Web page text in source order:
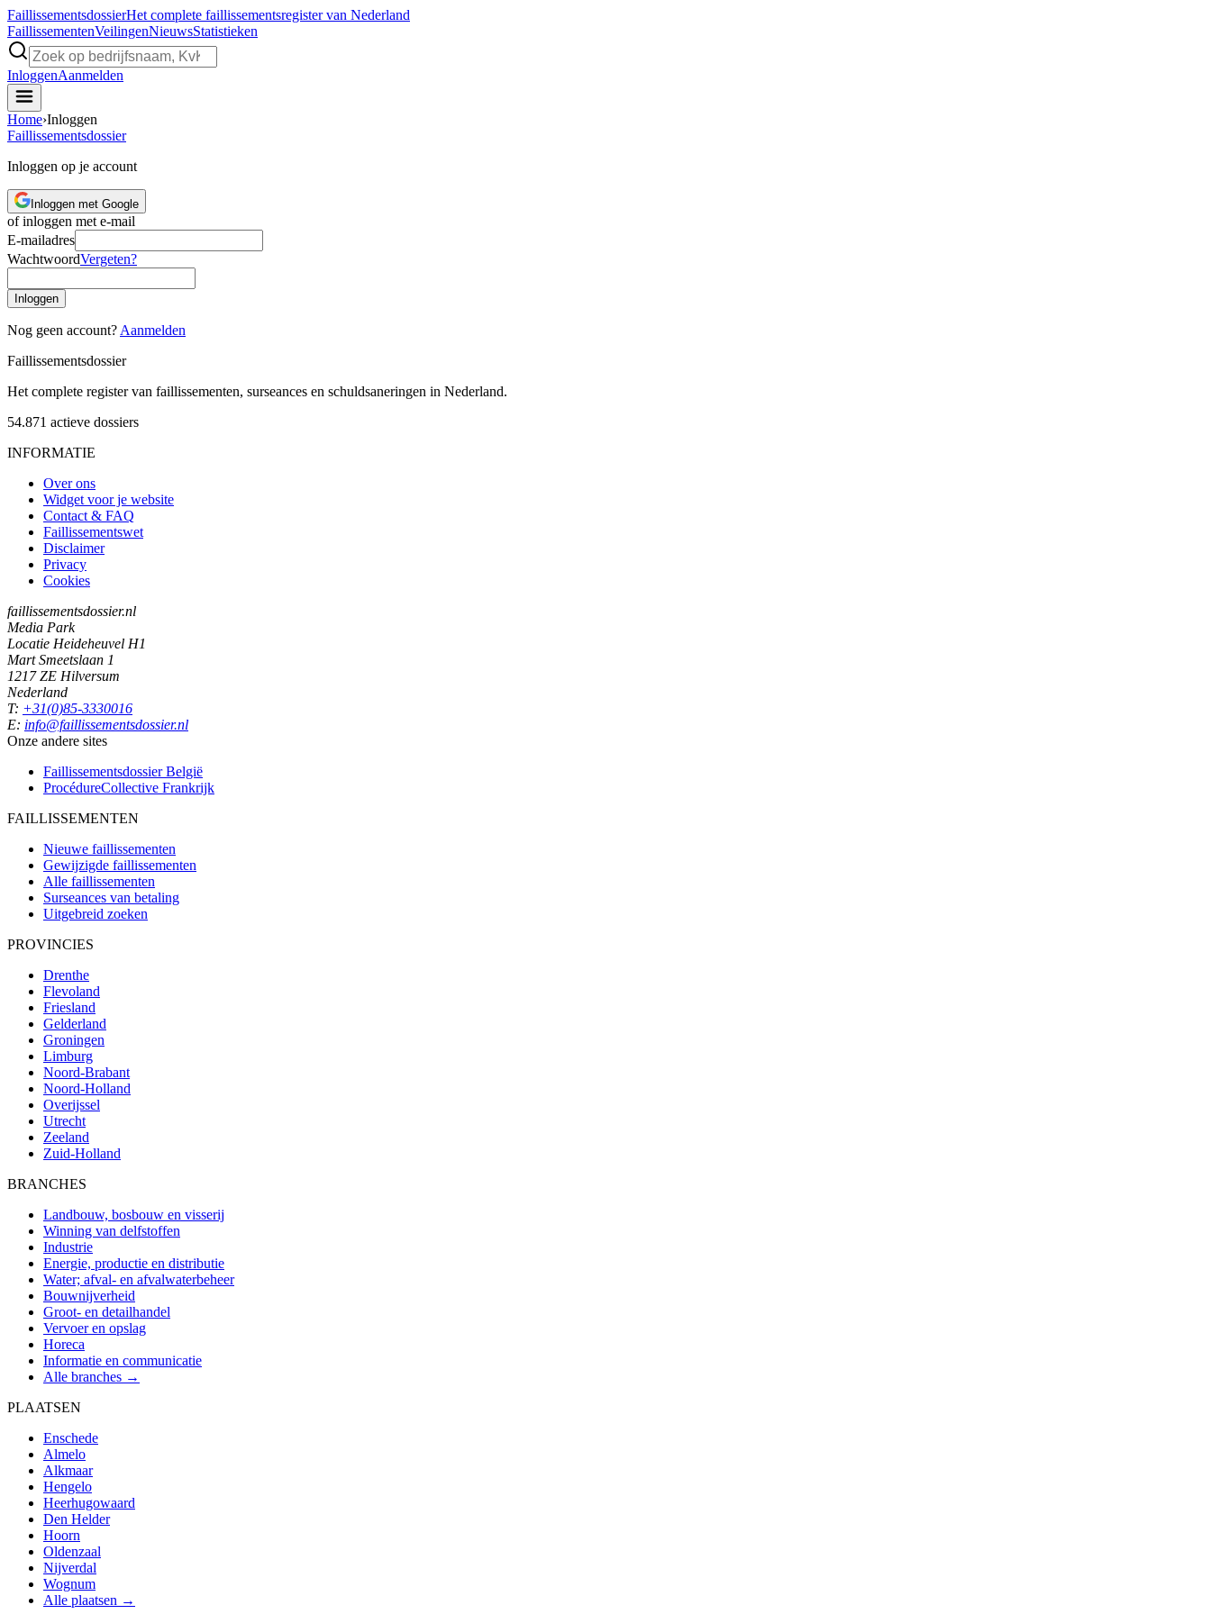
FaillissementsdossierHet complete faillissementsregister van Nederland
FaillissementenVeilingenNieuwsStatistieken
InloggenAanmelden
Home›Inloggen
Faillissementsdossier
Inloggen op je account
Inloggen met Google
of inloggen met e-mail
E-mailadres
WachtwoordVergeten?
Inloggen
Nog geen account? Aanmelden
Faillissementsdossier
Het complete register van faillissementen, surseances en schuldsaneringen in Nederland.
54.871 actieve dossiers
INFORMATIE
Over ons
Widget voor je website
Contact & FAQ
Faillissementswet
Disclaimer
Privacy
Cookies
faillissementsdossier.nl
Media Park
Locatie Heideheuvel H1
Mart Smeetslaan 1
1217 ZE Hilversum
Nederland
T: +31(0)85-3330016
E: info@faillissementsdossier.nl
Onze andere sites
Faillissementsdossier België
ProcédureCollective Frankrijk
FAILLISSEMENTEN
Nieuwe faillissementen
Gewijzigde faillissementen
Alle faillissementen
Surseances van betaling
Uitgebreid zoeken
PROVINCIES
Drenthe
Flevoland
Friesland
Gelderland
Groningen
Limburg
Noord-Brabant
Noord-Holland
Overijssel
Utrecht
Zeeland
Zuid-Holland
BRANCHES
Landbouw, bosbouw en visserij
Winning van delfstoffen
Industrie
Energie, productie en distributie
Water; afval- en afvalwaterbeheer
Bouwnijverheid
Groot- en detailhandel
Vervoer en opslag
Horeca
Informatie en communicatie
Alle branches →
PLAATSEN
Enschede
Almelo
Alkmaar
Hengelo
Heerhugowaard
Den Helder
Hoorn
Oldenzaal
Nijverdal
Wognum
Alle plaatsen →